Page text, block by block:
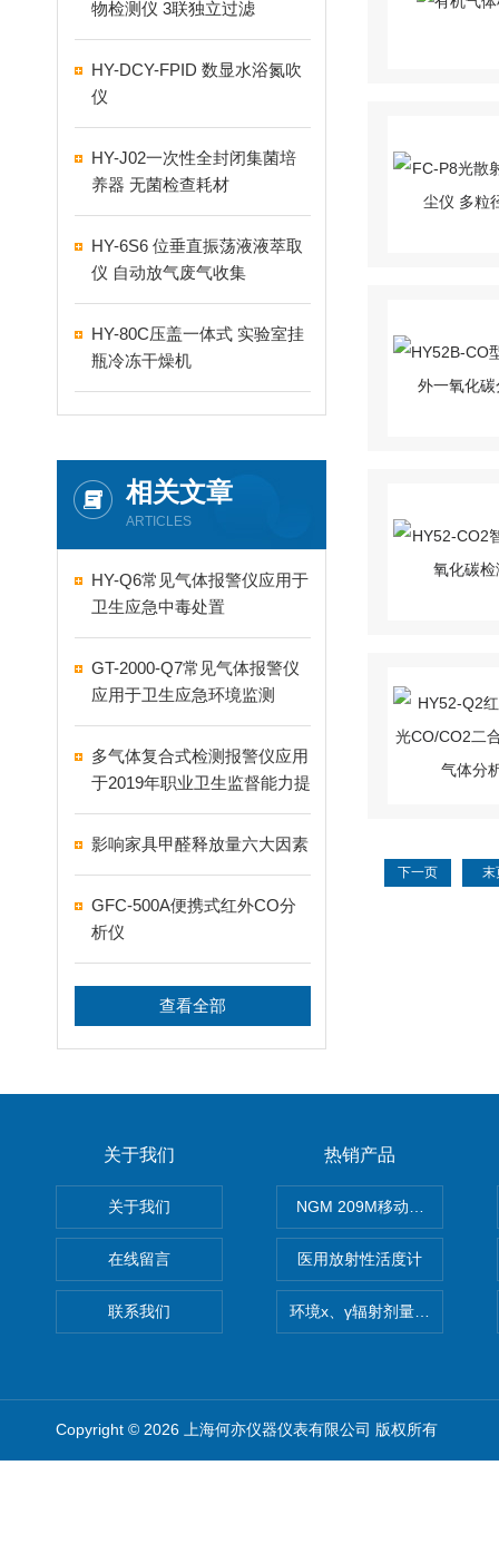
物检测仪 3联独立过滤
HY-DCY-FPID 数显水浴氮吹
仪
HY-J02一次性全封闭集菌培
养器 无菌检查耗材
HY-6S6 位垂直振荡液液萃取
仪 自动放气废气收集
HY-80C压盖一体式 实验室挂
瓶冷冻干燥机
相关文章
ARTICLES
HY-Q6常见气体报警仪应用于
卫生应急中毒处置
GT-2000-Q7常见气体报警仪
应用于卫生应急环境监测
多气体复合式检测报警仪应用
于2019年职业卫生监督能力提
升设备采购项目
影响家具甲醛释放量六大因素
GFC-500A便携式红外CO分
析仪
查看全部
下一页 末
关于我们
关于我们
在线留言
联系我们
热销产品
NGM 209M移动式惰性气体
医用放射性活度计
环境x、γ辐射剂量率仪
Copyright © 2026 上海何亦仪器仪表有限公司 版权所有